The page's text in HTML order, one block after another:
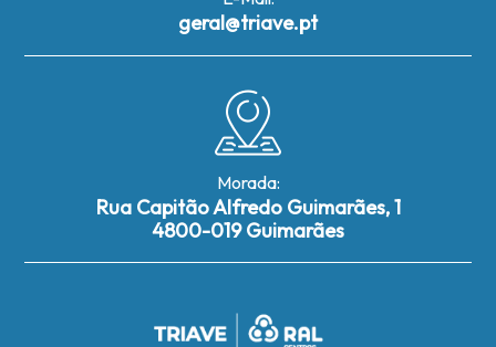
geral@triave.pt
Morada:
Rua Capitão Alfredo Guimarães, 1
4800-019 Guimarães